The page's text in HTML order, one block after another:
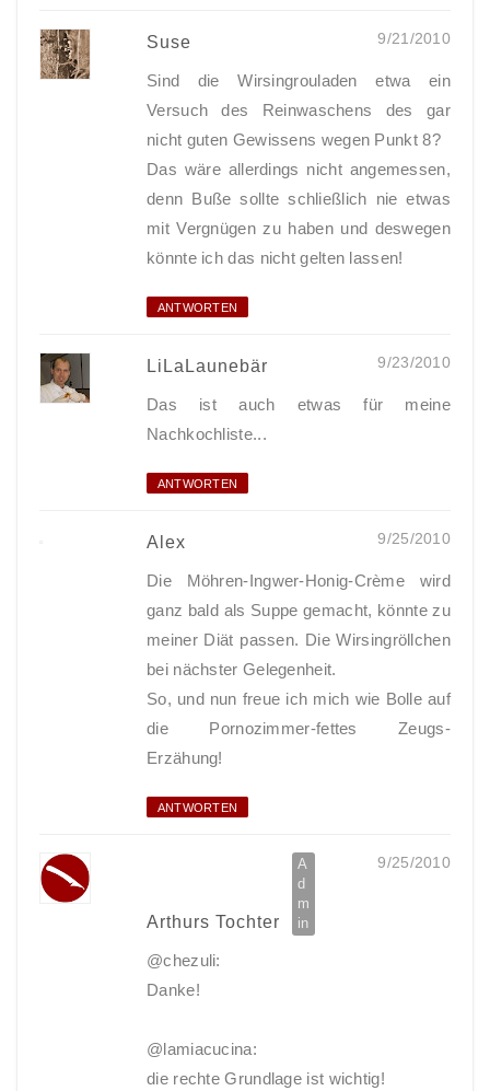
Suse 9/21/2010
Sind die Wirsingrouladen etwa ein
Versuch des Reinwaschens des gar
nicht guten Gewissens wegen Punkt 8?
Das wäre allerdings nicht angemessen,
denn Buße sollte schließlich nie etwas
mit Vergnügen zu haben und deswegen
könnte ich das nicht gelten lassen!
ANTWORTEN
LiLaLaunebär 9/23/2010
Das ist auch etwas für meine
Nachkochliste...
ANTWORTEN
Alex 9/25/2010
Die Möhren-Ingwer-Honig-Crème wird
ganz bald als Suppe gemacht, könnte zu
meiner Diät passen. Die Wirsingröllchen
bei nächster Gelegenheit.
So, und nun freue ich mich wie Bolle auf
die Pornozimmer-fettes Zeugs-
Erzähung!
ANTWORTEN
Arthurs Tochter
9/25/2010
@chezuli:
Danke!
@lamiacucina:
die rechte Grundlage ist wichtig!